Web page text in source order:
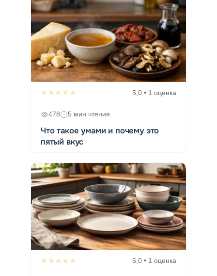
★★★★★ 5,0 • 1 оценка
478 5 мин чтения
Что такое умами и почему это
пятый вкус
★★★★★ 5,0 • 1 оценка